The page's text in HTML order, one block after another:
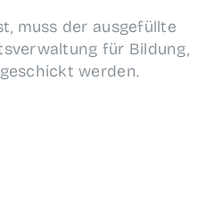
muss der aus­ge­füll­te
für Bil­dung,
werden.